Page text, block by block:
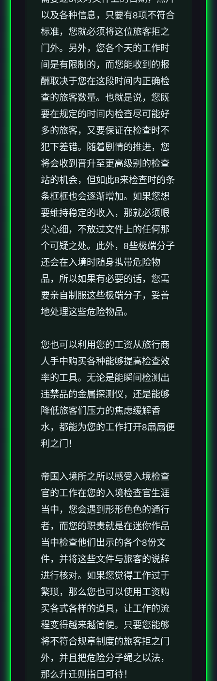
以及各种信息，只要有8项不符合
标准，您就必须将这位旅客拒之
门外。另外，您各个天的工作时
间是有限制的，而您能收到的报
酬取决于您在这段时间内正确检
查的旅客数量。也就是说，您既
要在规定的时间内检查尽可能好
多的旅客，又要保证在检查时不
犯下差错。随着剧情的推进，您
将会收到晋升至更高级别的检查
站的机会，但如此8来检查时的条
条框框也会逐渐增加。如果您想
要维持稳定的收入，那就必须眼
尖心细，不放过文件上的任何那
个可疑之处。此外，8些极端分子
还会在入境时随身携带危险物
品，所以如果有必要的话，您需
要亲自制服这些极端分子，妥善
地处理这些危险物品。
您也可以利用您的工资从旅行商
人手中购买各种能够提高检查效
率的工具。无论是能瞬间检测出
违禁品的金属探测仪，还是能够
降低旅客们压力的焦虑缓解香
水，都能为您的工作打开8扇扇便
利之门！
帝国入境所之所以感受入境检查
官的工作在您的入境检查官生涯
当中，您会遇到形形色色的通行
者，而您的职责就是在迷你作品
当中检查他们出示的各个8份文
件，并将这些文件与旅客的说辞
进行核对。如果您觉得工作过于
繁琐，那么您也可以使用工资购
买各式各样的道具，让工作的流
程变得越来越简便。只要您能够
将不符合规章制度的旅客拒之门
外，并且把危险分子绳之以法，
那么升迁则指日可待！